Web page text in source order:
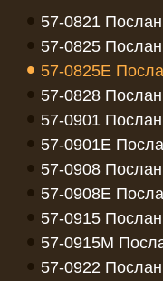
• 57-0821
• 57-0825
• 57-0825E
• 57-0828
• 57-0901
• 57-0901E
• 57-0908
• 57-0908E
• 57-0915
• 57-0915M
• 57-0922